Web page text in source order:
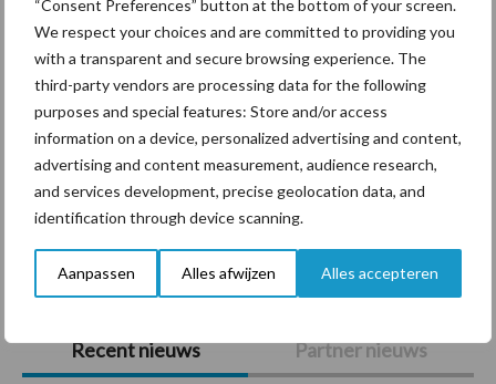
“Consent Preferences” button at the bottom of your screen.
We respect your choices and are committed to providing you
with a transparent and secure browsing experience. The
third-party vendors are processing data for the following
purposes and special features: Store and/or access
information on a device, personalized advertising and content,
advertising and content measurement, audience research,
and services development, precise geolocation data, and
identification through device scanning.
Aanpassen Alles afwijzen Alles accepteren
PrimaireRecent nieuws Partner nieuws
Bedrijfsnieuws
Ligbox &
Voerhekken
Toon meer